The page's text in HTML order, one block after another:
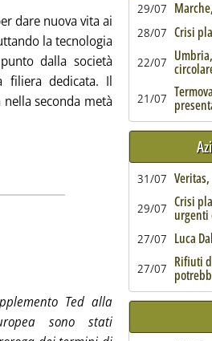
dare nuova vita ai
la tecnologia
dalla società
filiera dedicata. Il
seconda metà
Prysmian con Versalis per il
31 nuovi avvisi tra il 15 e il 19 dicembre
lunedì 22 dicembre 2025 alle 16.34.
Ted alla
sono stati
29/07
28/07 Crisi
22/07
21/07
31/07
29/07 Crisi
27/07 Luca
27/07 Rifiuti